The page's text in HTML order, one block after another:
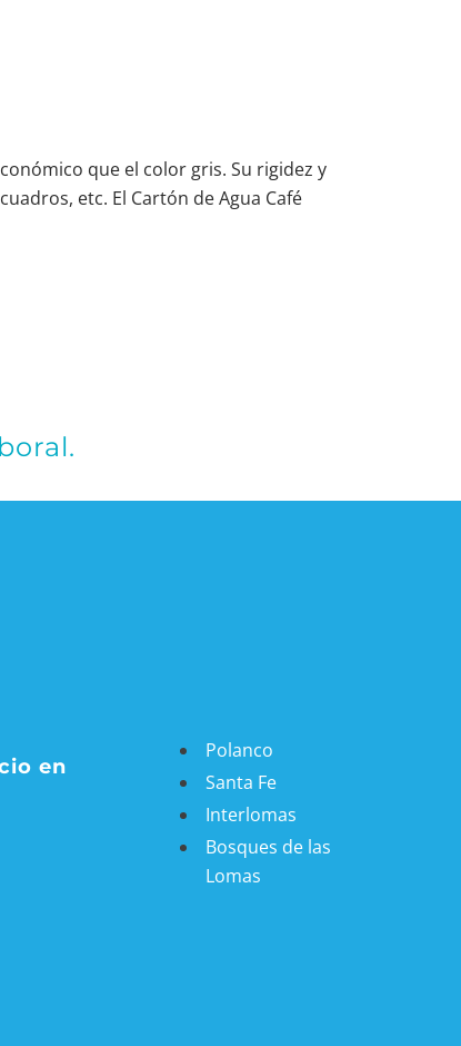
que el color gris. Su rigidez y
etc. El Cartón de Agua Café
en
Polanco
Santa Fe
Interlomas
Bosques de las
Lomas